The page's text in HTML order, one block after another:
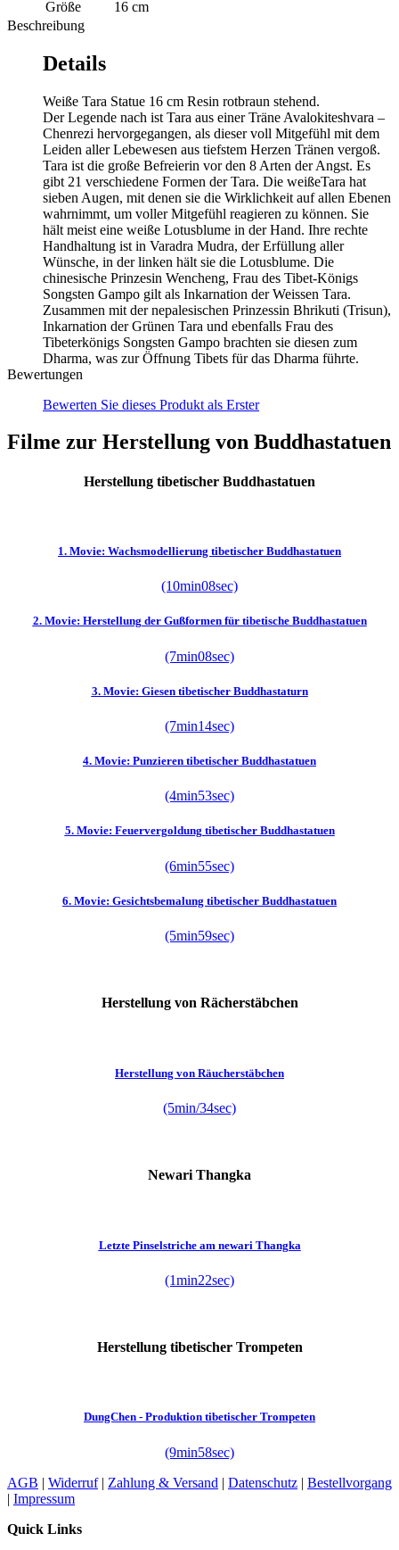
Größe
16 cm
Beschreibung
Details
Weiße Tara Statue 16 cm Resin rotbraun stehend.
Der Legende nach ist Tara aus einer Träne Avalokiteshvara –
Chenrezi hervorgegangen, als dieser voll Mitgefühl mit dem
Leiden aller Lebewesen aus tiefstem Herzen Tränen vergoß.
Tara ist die große Befreierin vor den 8 Arten der Angst. Es
gibt 21 verschiedene Formen der Tara. Die weißeTara hat
sieben Augen, mit denen sie die Wirklichkeit auf allen Ebenen
wahrnimmt, um voller Mitgefühl reagieren zu können. Sie
hält meist eine weiße Lotusblume in der Hand. Ihre rechte
Handhaltung ist in Varadra Mudra, der Erfüllung aller
Wünsche, in der linken hält sie die Lotusblume. Die
chinesische Prinzesin Wencheng, Frau des Tibet-Königs
Songsten Gampo gilt als Inkarnation der Weissen Tara.
Zusammen mit der nepalesischen Prinzessin Bhrikuti (Trisun),
Inkarnation der Grünen Tara und ebenfalls Frau des
Tibeterkönigs Songsten Gampo brachten sie diesen zum
Dharma, was zur Öffnung Tibets für das Dharma führte.
Bewertungen
Bewerten Sie dieses Produkt als Erster
Filme zur Herstellung von Buddhastatuen
Herstellung tibetischer Buddhastatuen
1. Movie: Wachsmodellierung tibetischer Buddhastatuen
(10min08sec)
2. Movie: Herstellung der Gußformen für tibetische Buddhastatuen
(7min08sec)
3. Movie: Giesen tibetischer Buddhastaturn
(7min14sec)
4. Movie: Punzieren tibetischer Buddhastatuen
(4min53sec)
5. Movie: Feuervergoldung tibetischer Buddhastatuen
(6min55sec)
6. Movie: Gesichtsbemalung tibetischer Buddhastatuen
(5min59sec)
Herstellung von Rächerstäbchen
Herstellung von Räucherstäbchen
(5min/34sec)
Newari Thangka
Letzte Pinselstriche am newari Thangka
(1min22sec)
Herstellung tibetischer Trompeten
DungChen - Produktion tibetischer Trompeten
(9min58sec)
AGB | Widerruf| Zahlung & Versand | Datenschutz | Bestellvorgang
| Impressum
Quick Links